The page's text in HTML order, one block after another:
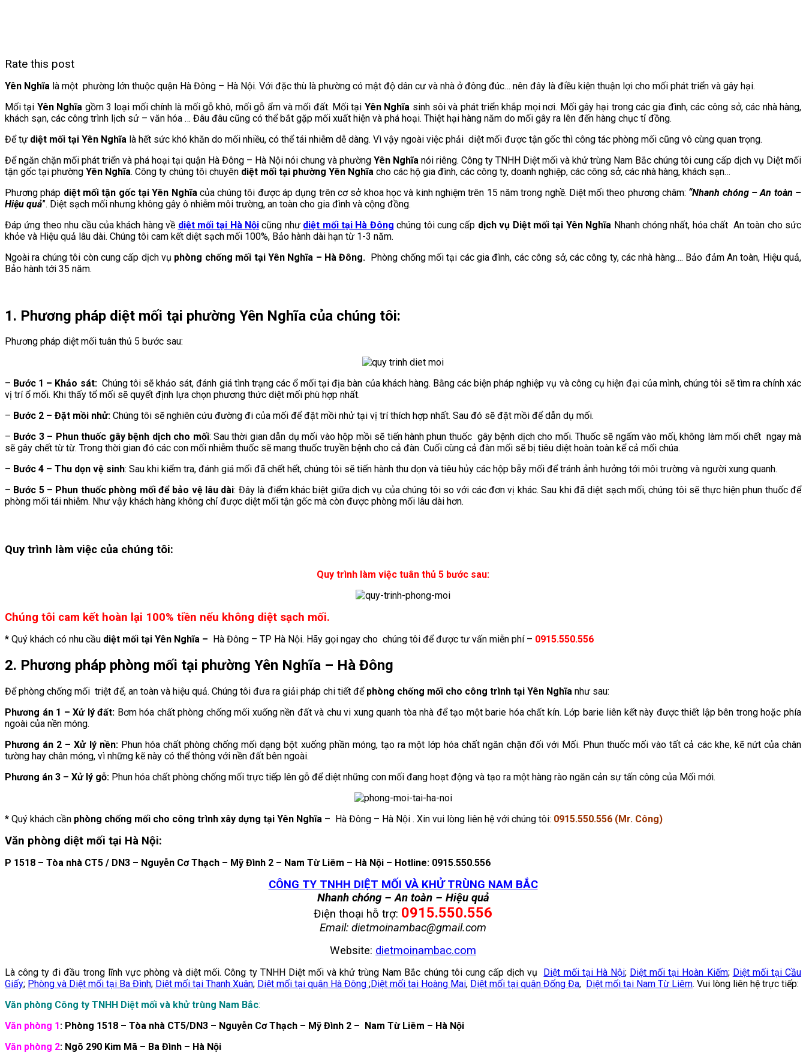
Rate this post
Yên Nghĩa là một phường lớn thuộc quận Hà Đông – Hà Nội. Với đặc thù là phường có mật độ dân cư và nhà ở đông đúc… nên đây là điều kiện thuận lợi cho mối phát triển và gây hại.
Mối tại Yên Nghĩa gồm 3 loại mối chính là mối gỗ khô, mối gỗ ẩm và mối đất. Mối tại Yên Nghĩa sinh sôi và phát triển khắp mọi nơi. Mối gây hại trong các gia đình, các công sở, các nhà hàng,
khách sạn, các công trình lịch sử – văn hóa … Đâu đâu cũng có thể bắt gặp mối xuất hiện và phá hoại. Thiệt hại hàng năm do mối gây ra lên đến hàng chục tỉ đồng.
Để tự diệt mối tại Yên Nghĩa là hết sức khó khăn do mối nhiều, có thể tái nhiễm dễ dàng. Vì vậy ngoài việc phải diệt mối được tận gốc thì công tác phòng mối cũng vô cùng quan trọng.
Để ngăn chặn mối phát triển và phá hoại tại quận Hà Đông – Hà Nội nói chung và phường Yên Nghĩa nói riêng. Công ty TNHH Diệt mối và khử trùng Nam Bắc chúng tôi cung cấp dịch vụ Diệt mối
tận gốc tại phường Yên Nghĩa. Công ty chúng tôi chuyên diệt mối tại phường Yên Nghĩa cho các hộ gia đình, các công ty, doanh nghiệp, các công sở, các nhà hàng, khách sạn…
Phương pháp diệt mối tận gốc tại Yên Nghĩa của chúng tôi được áp dụng trên cơ sở khoa học và kinh nghiệm trên 15 năm trong nghề. Diệt mối theo phương châm: “Nhanh chóng – An toàn –
Hiệu quả”. Diệt sạch mối nhưng không gây ô nhiễm môi trường, an toàn cho gia đình và cộng đồng.
Đáp ứng theo nhu cầu của khách hàng về diệt mối tại Hà Nội cũng như diệt mối tại Hà Đông chúng tôi cung cấp dịch vụ Diệt mối tại Yên Nghĩa Nhanh chóng nhất, hóa chất An toàn cho sức
khỏe và Hiệu quả lâu dài. Chúng tôi cam kết diệt sạch mối 100%, Bảo hành dài hạn từ 1-3 năm.
Ngoài ra chúng tôi còn cung cấp dịch vụ phòng chống mối tại Yên Nghĩa – Hà Đông. Phòng chống mối tại các gia đình, các công sở, các công ty, các nhà hàng…. Bảo đảm An toàn, Hiệu quả,
Bảo hành tới 35 năm.
1. Phương pháp diệt mối tại phường Yên Nghĩa của chúng tôi:
Phương pháp diệt mối tuân thủ 5 bước sau:
– Bước 1 – Khảo sát:Chúng tôi sẽ khảo sát, đánh giá tình trạng các ổ mối tại địa bàn của khách hàng. Bằng các biện pháp nghiệp vụ và công cụ hiện đại của mình, chúng tôi sẽ tìm ra chính xác
vị trí ổ mối. Khi thấy tổ mối sẽ quyết định lựa chọn phương thức diệt mối phù hợp nhất.
– Bước 2 – Đặt mồi nhử: Chúng tôi sẽ nghiên cứu đường đi của mối để đặt mồi nhử tại vị trí thích hợp nhất. Sau đó sẽ đặt mồi để dẫn dụ mối.
– Bước 3 – Phun thuốc gây bệnh dịch cho mối: Sau thời gian dẫn dụ mối vào hộp mồi sẽ tiến hành phun thuốc gây bệnh dịch cho mối. Thuốc sẽ ngấm vào mối, không làm mối chết ngay mà
sẽ gây chết từ từ. Trong thời gian đó các con mối nhiễm thuốc sẽ mang thuốc truyền bệnh cho cả đàn. Cuối cùng cả đàn mối sẽ bị tiêu diệt hoàn toàn kể cả mối chúa.
– Bước 4 – Thu dọn vệ sinh: Sau khi kiểm tra, đánh giá mối đã chết hết, chúng tôi sẽ tiến hành thu dọn và tiêu hủy các hộp bẫy mối để tránh ảnh hưởng tới môi trường và người xung quanh.
– Bước 5 – Phun thuốc phòng mối để bảo vệ lâu dài: Đây là điểm khác biệt giữa dịch vụ của chúng tôi so với các đơn vị khác. Sau khi đã diệt sạch mối, chúng tôi sẽ thực hiện phun thuốc để
phòng mối tái nhiễm. Như vậy khách hàng không chỉ được diệt mối tận gốc mà còn được phòng mối lâu dài hơn.
Quy trình làm việc của chúng tôi:
Quy trình làm việc tuân thủ 5 bước sau:
Chúng tôi cam kết hoàn lại 100% tiền nếu không diệt sạch mối.
* Quý khách có nhu cầu diệt mối tại Yên Nghĩa – Hà Đông – TP Hà Nội. Hãy gọi ngay cho chúng tôi để được tư vấn miễn phí – 0915.550.556
2. Phương pháp phòng mối tại phường Yên Nghĩa – Hà Đông
Để phòng chống mối triệt để, an toàn và hiệu quả. Chúng tôi đưa ra giải pháp chi tiết để phòng chống mối cho công trình tại Yên Nghĩa như sau:
Phương án 1 – Xử lý đất: Bơm hóa chất phòng chống mối xuống nền đất và chu vi xung quanh tòa nhà để tạo một barie hóa chất kín. Lớp barie liên kết này được thiết lập bên trong hoặc phía
ngoài của nền móng.
Phương án 2 – Xử lý nền:Phun hóa chất phòng chống mối dạng bột xuống phần móng, tạo ra một lớp hóa chất ngăn chặn đối với Mối. Phun thuốc mối vào tất cả các khe, kẽ nứt của chân
tường hay chân móng, vì những kẽ này có thể thông với nền đất bên ngoài.
Phương án 3 – Xử lý gỗ: Phun hóa chất phòng chống mối trực tiếp lên gỗ để diệt những con mối đang hoạt động và tạo ra một hàng rào ngăn cản sự tấn công của Mối mới.
* Quý khách cần phòng chống mối cho công trình xây dựng tại Yên Nghĩa – Hà Đông – Hà Nội . Xin vui lòng liên hệ với chúng tôi: 0915.550.556 (Mr. Công)
Văn phòng diệt mối tại Hà Nội:
P 1518 – Tòa nhà CT5 / DN3 – Nguyễn Cơ Thạch – Mỹ Đình 2 – Nam Từ Liêm – Hà Nội – Hotline: 0915.550.556
CÔNG TY TNHH DIỆT MỐI VÀ KHỬ TRÙNG NAM BẮC
Nhanh chóng – An toàn – Hiệu quả
Điện thoại hỗ trợ: 0915.550.556
Email: dietmoinambac@gmail.com
Website: dietmoinambac.com
Là công ty đi đầu trong lĩnh vực phòng và diệt mối. Công ty TNHH Diệt mối và khử trùng Nam Bắc chúng tôi cung cấp dịch vụ Diệt mối tại Hà Nội; Diệt mối tại Hoàn Kiếm; Diệt mối tại Cầu
Giấy; Phòng và Diệt mối tại Ba Đình; Diệt mối tại Thanh Xuân; Diệt mối tại quận Hà Đông ;Diệt mối tại Hoàng Mai, Diệt mối tại quận Đống Đa, Diệt mối tại Nam Từ Liêm. Vui lòng liên hệ trực tiếp:
Văn phòng Công ty TNHH Diệt mối và khử trùng Nam Bắc:
Văn phòng 1: Phòng 1518 – Tòa nhà CT5/DN3 – Nguyễn Cơ Thạch – Mỹ Đình 2 – Nam Từ Liêm – Hà Nội
Văn phòng 2: Ngõ 290 Kim Mã – Ba Đình – Hà Nội